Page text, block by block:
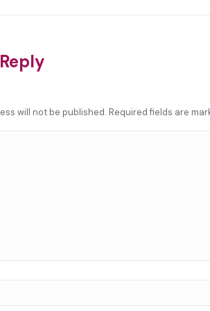
will not be published. Required fields are